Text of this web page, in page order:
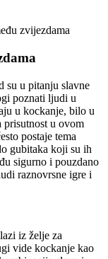
zvijezdama
su u pitanju slavne
poznati ljudi u
u kockanje, bilo u
u ovom
postaje tema
gubitaka koji su ih
sigurno i pouzdano
raznovrsne igre i
iz želje za
vide kockanje kao